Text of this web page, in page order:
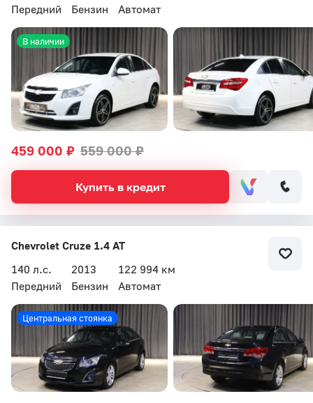
Передний
Бензин Автомат
459 000 ₽ 559 000 ₽
В наличии
Купить в кредит
Chevrolet Cruze 1.4 AT
140 л.с.
2013
122 994 км
Передний
Бензин Автомат
Центральная стоянка